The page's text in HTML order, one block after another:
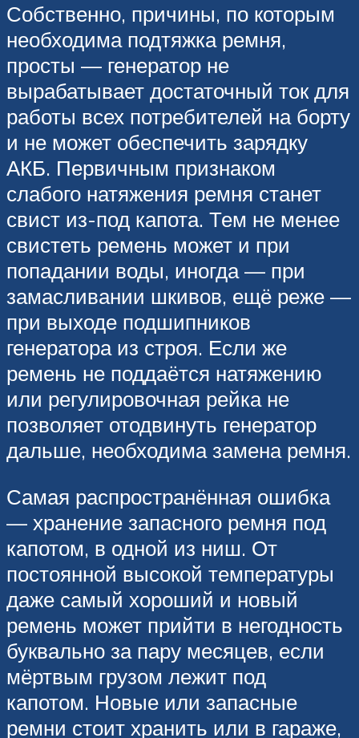
Собственно, причины, по которым
необходима подтяжка ремня,
просты — генератор не
вырабатывает достаточный ток для
работы всех потребителей на борту
и не может обеспечить зарядку
АКБ. Первичным признаком
слабого натяжения ремня станет
свист из-под капота. Тем не менее
свистеть ремень может и при
попадании воды, иногда — при
замасливании шкивов, ещё реже —
при выходе подшипников
генератора из строя. Если же
ремень не поддаётся натяжению
или регулировочная рейка не
позволяет отодвинуть генератор
дальше, необходима замена ремня.
Самая распространённая ошибка
— хранение запасного ремня под
капотом, в одной из ниш. От
постоянной высокой температуры
даже самый хороший и новый
ремень может прийти в негодность
буквально за пару месяцев, если
мёртвым грузом лежит под
капотом. Новые или запасные
ремни стоит хранить или в гараже,